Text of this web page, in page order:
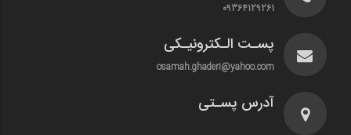
09364129261
پسـت الـکترونیـکی
osamah.ghaderi@yahoo.com
آدرس پسـتی